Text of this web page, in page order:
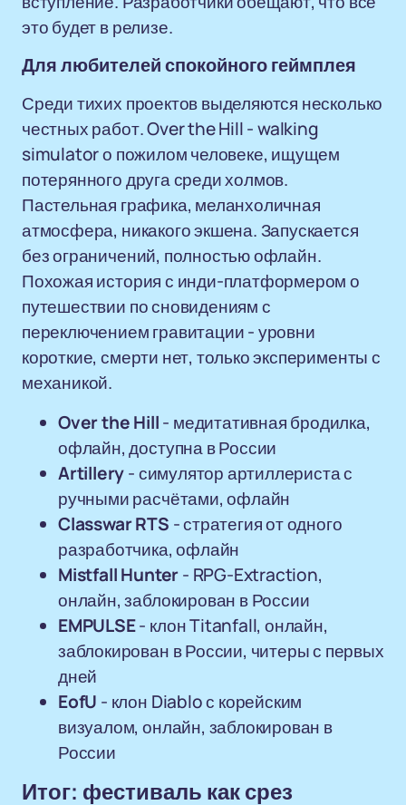
это будет в релизе.
Для любителей спокойного геймплея
Среди тихих проектов выделяются несколько
честных работ. Over the Hill - walking
simulator о пожилом человеке, ищущем
потерянного друга среди холмов.
Пастельная графика, меланхоличная
атмосфера, никакого экшена. Запускается
без ограничений, полностью офлайн.
Похожая история с инди-платформером о
путешествии по сновидениям с
переключением гравитации - уровни
короткие, смерти нет, только эксперименты с
механикой.
Over the Hill- медитативная бродилка,
офлайн, доступна в России
Artillery- симулятор артиллериста с
ручными расчётами, офлайн
Classwar RTS - стратегия от одного
разработчика, офлайн
Mistfall Hunter- RPG-Extraction,
онлайн, заблокирован в России
EMPULSE- клон Titanfall, онлайн,
заблокирован в России, читеры с первых
дней
EofU - клон Diablo с корейским
визуалом, онлайн, заблокирован в
России
Итог: фестиваль как срез